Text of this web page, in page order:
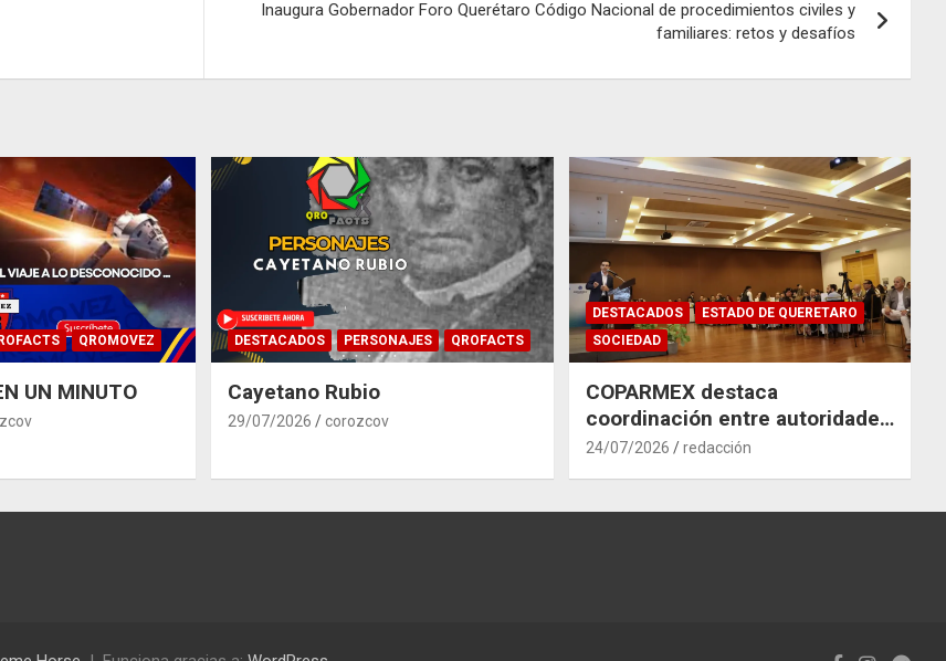
Inaugura Gobernador Foro Querétaro Código Nacional de procedimientos civiles y
familiares: retos y desafíos
QROMOVEZ
UN MINUTO
DESTACADOS PERSONAJES QROFACTS
Cayetano Rubio
29/07/2026 corozcov
DESTACADOS
ESTADO DE QUERETARO
SOCIEDAD
COPARMEX destaca
coordinación entre autoridades
y empresas para mitigar el
24/07/2026 redacción